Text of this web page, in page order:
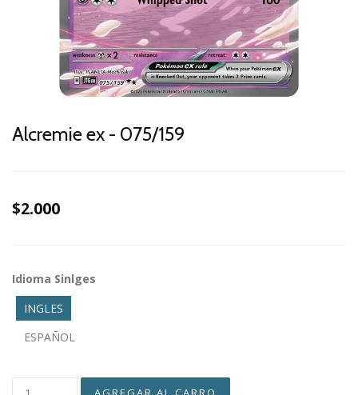
Alcremie ex - 075/159
$2.000
Idioma Sinlges
INGLES
ESPAÑOL